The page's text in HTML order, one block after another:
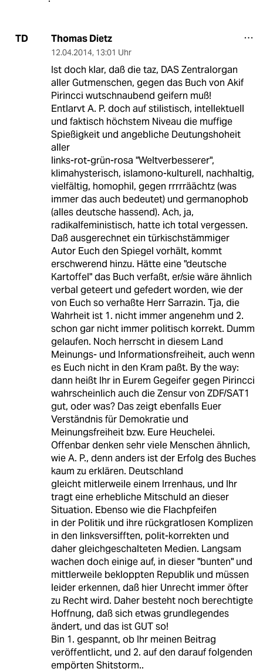
TD Thomas Dietz
12.04.2014, 13:01 Uhr
Ist doch klar, daß die taz, DAS Zentralorgan
aller Gutmenschen, gegen das Buch von Akif
Pirincci wutschnaubend geifern muß!
Entlarvt A. P. doch auf stilistisch, intellektuell
und faktisch höchstem Niveau die muffige
Spießigkeit und angebliche Deutungshoheit
aller
links-rot-grün-rosa "Weltverbesserer",
klimahysterisch, islamono-kulturell, nachhaltig,
vielfältig, homophil, gegen rrrrräächtz (was
immer das auch bedeutet) und germanophob
(alles deutsche hassend). Ach, ja,
radikalfeministisch, hatte ich total vergessen.
Daß ausgerechnet ein türkischstämmiger
Autor Euch den Spiegel vorhält, kommt
erschwerend hinzu. Hätte eine "deutsche
Kartoffel" das Buch verfaßt, er/sie wäre ähnlich
verbal geteert und gefedert worden, wie der
von Euch so verhaßte Herr Sarrazin. Tja, die
Wahrheit ist 1. nicht immer angenehm und 2.
schon gar nicht immer politisch korrekt. Dumm
gelaufen. Noch herrscht in diesem Land
Meinungs- und Informationsfreiheit, auch wenn
es Euch nicht in den Kram paßt. By the way:
dann heißt Ihr in Eurem Gegeifer gegen Pirincci
wahrscheinlich auch die Zensur von ZDF/SAT1
gut, oder was? Das zeigt ebenfalls Euer
Verständnis für Demokratie und
Meinungsfreiheit bzw. Eure Heuchelei.
Offenbar denken sehr viele Menschen ähnlich,
wie A. P., denn anders ist der Erfolg des Buches
kaum zu erklären. Deutschland
gleicht mitlerweile einem Irrenhaus, und Ihr
tragt eine erhebliche Mitschuld an dieser
Situation. Ebenso wie die Flachpfeifen
in der Politik und ihre rückgratlosen Komplizen
in den linksversifften, polit-korrekten und
daher gleichgeschalteten Medien. Langsam
wachen doch einige auf, in dieser "bunten" und
mittlerweile bekloppten Republik und müssen
leider erkennen, daß hier Unrecht immer öfter
zu Recht wird. Daher besteht noch berechtigte
Hoffnung, daß sich etwas grundlegendes
ändert, und das ist GUT so!
Bin 1. gespannt, ob Ihr meinen Beitrag
veröffentlicht, und 2. auf den darauf folgenden
empörten Shitstorm..